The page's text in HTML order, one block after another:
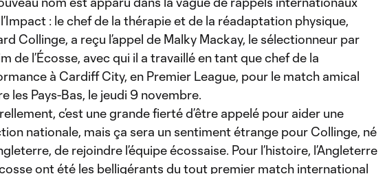
: le chef de la thérapie et de la réadaptation physique,
Collinge, a reçu l’appel de Malky Mackay, le sélectionneur par
de l’Écosse, avec qui il a travaillé en tant que chef de la
à Cardiff City, en Premier League, pour le match amical
les Pays-Bas, le jeudi 9 novembre.
c’est une grande fierté d’être appelé pour aider une
nationale, mais ça sera un sentiment étrange pour Collinge, né
de rejoindre l’équipe écossaise. Pour l’histoire, l’Angleterre
ont été les belligérants du tout premier match international